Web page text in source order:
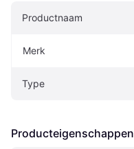
Productnaam
Merk
Type
Producteigenschappen